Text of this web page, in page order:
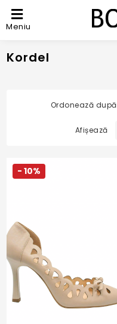
Meniu
Kordel
Ordonează după
Afișează
- 10%